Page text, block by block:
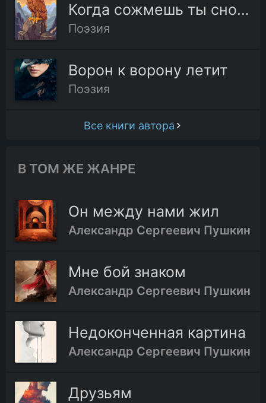
Когда сожмешь ты снова руку
Поэзия
Ворон к ворону летит
Поэзия
Все книги автора
В ТОМ ЖЕ ЖАНРЕ
Он между нами жил
Александр Сергеевич Пушкин
Мне бой знаком
Александр Сергеевич Пушкин
Недоконченная картина
Александр Сергеевич Пушкин
Друзьям